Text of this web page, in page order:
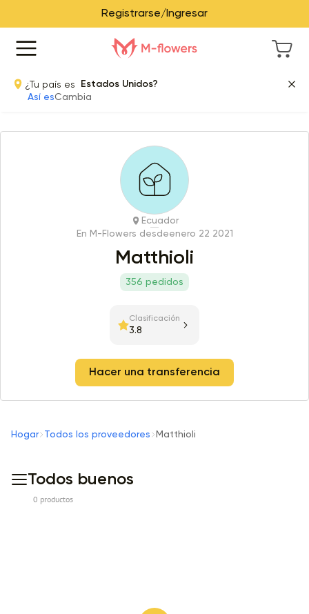
Registrarse/Ingresar
¿Tu país es
Estados Unidos?
Así esCambia
Ecuador
En M-Flowers desdeenero 22 2021
Matthioli
356 pedidos
Clasificación
3.8
Hacer una transferencia
Hogar Todos los proveedores Matthioli
Todos buenos
0 productos